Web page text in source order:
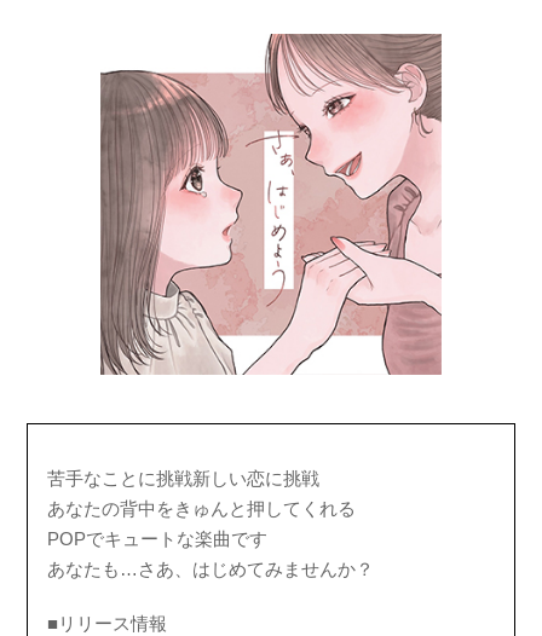
苦手なことに挑戦新しい恋に挑戦
あなたの背中をきゅんと押してくれる
POPでキュートな楽曲です
あなたも…さあ、はじめてみませんか？
■リリース情報